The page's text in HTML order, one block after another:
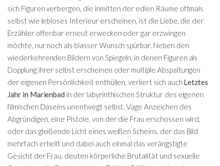
sich Figuren verbergen, die inmitten der edlen Räume oftmals
selbst wie lebloses Interieur erscheinen, ist die Liebe, die der
Erzähler offenbar erneut erwecken oder gar erzwingen
möchte, nur noch als blasser Wunsch spürbar. Neben den
wiederkehrenden Bildern von Spiegeln, in denen Figuren als
Dopplung ihrer selbst erscheinen oder multiple Abspaltungen
der eigenen Persönlichkeit enthüllen, verliert sich auch Letztes
Jahr in Marienbad in der labyrinthischen Struktur des eigenen
filmischen Daseins unentwegt selbst. Vage Anzeichen des
Abgründigen, eine Pistole, von der die Frau erschossen wird,
oder das gleißende Licht eines weißen Scheins, der das Bild
mehrfach erhellt und dabei auch einmal das verängstigte
Gesicht der Frau, deuten körperliche Brutalität und sexuelle